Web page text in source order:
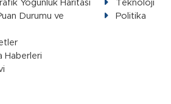
Yoğunluk Haritası
Durumu ve
Haberleri
Teknoloji
Politika